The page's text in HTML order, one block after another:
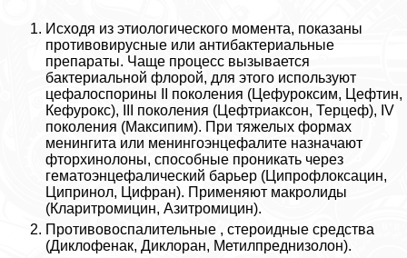
Исходя из этиологического момента, показаны
противовирусные или антибактериальные
препараты. Чаще процесс вызывается
бактериальной флорой, для этого используют
цефалоспорины II поколения (Цефуроксим, Цефтин,
Кефурокс), III поколения (Цефтриаксон, Терцеф), IV
поколения (Максипим). При тяжелых формах
менингита или менингоэнцефалите назначают
фторхинолоны, способные проникать через
гематоэнцефалический барьер (Ципрофлоксацин,
Ципринол, Цифран). Применяют макролиды
(Кларитромицин, Азитромицин).
Противовоспалительные , стероидные средства
(Диклофенак, Диклоран, Метилпреднизолон).